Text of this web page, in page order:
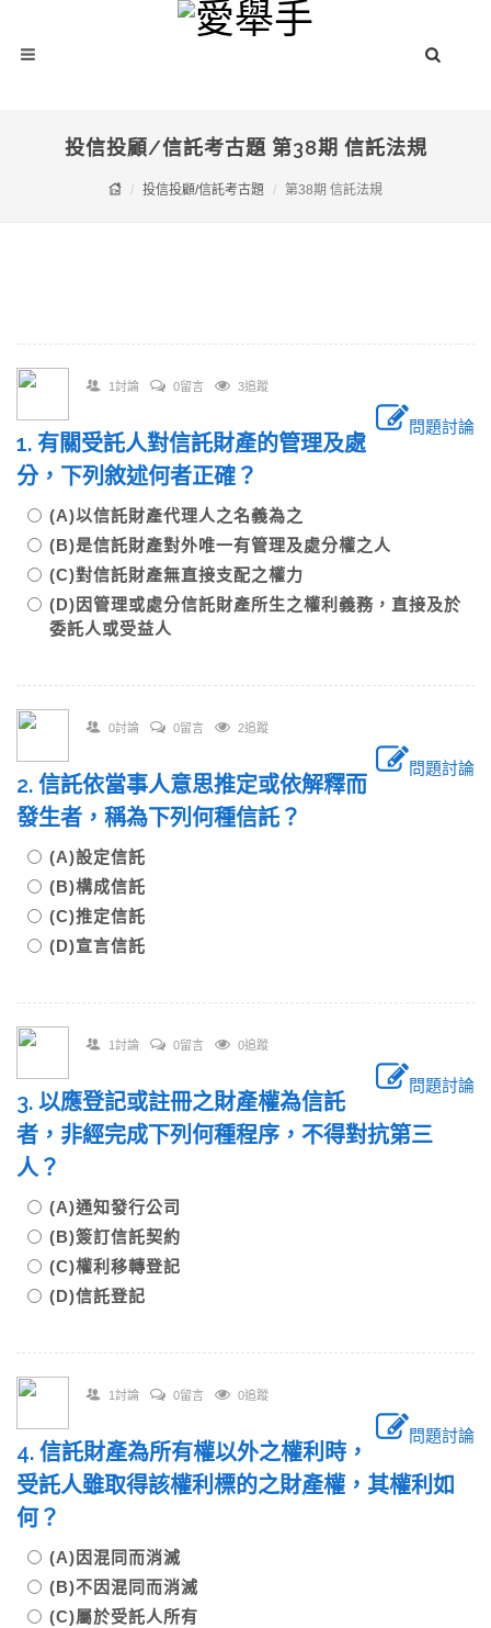
投信投顧/信託考古題 第38期 信託法規
投信投顧/信託考古題 第38期 信託法規
1討論 0留言 3追蹤
問題討論
1. 有關受託人對信託財產的管理及處
分，下列敘述何者正確？
(A)以信託財產代理人之名義為之
(B)是信託財產對外唯一有管理及處分權之人
(C)對信託財產無直接支配之權力
(D)因管理或處分信託財產所生之權利義務，直接及於
委託人或受益人
0討論 0留言 2追蹤
問題討論
2. 信託依當事人意思推定或依解釋而
發生者，稱為下列何種信託？
(A)設定信託
(B)構成信託
(C)推定信託
(D)宣言信託
1討論 0留言 0追蹤
問題討論
3. 以應登記或註冊之財產權為信託
者，非經完成下列何種程序，不得對抗第三
人？
(A)通知發行公司
(B)簽訂信託契約
(C)權利移轉登記
(D)信託登記
1討論 0留言 0追蹤
問題討論
4. 信託財產為所有權以外之權利時，
受託人雖取得該權利標的之財產權，其權利如
何？
(A)因混同而消滅
(B)不因混同而消滅
(C)屬於受託人所有